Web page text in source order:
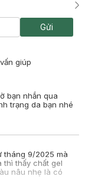
, okla lắm nhé ,
ok rồi , bh sài đủ
đã dành thời
là động lực to lớn
chất lượng dịch
Hasaki!
Gửi
giúp
bạn nhắn qua
trạng da bạn nhé
tháng 9/2025 mà
thì thấy chất gel
nâu nhẹ là có